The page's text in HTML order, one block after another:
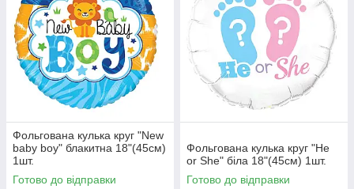
Фольгована кулька круг "New
baby boy" блакитна 18"(45см)
1шт.
Готово до відправки
Фольгована кулька круг "He
or She" біла 18"(45см) 1шт.
Готово до відправки